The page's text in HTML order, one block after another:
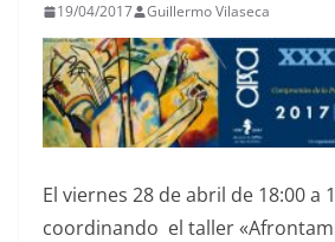
19/04/2017 Guillermo Vilaseca
El viernes 28 de abril de 18:00 a
coordinando el taller